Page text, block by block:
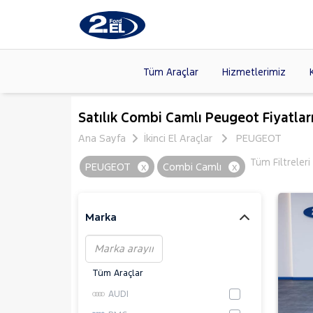
Tüm Araçlar Hizmetlerimiz
Markalar >
Modeller >
Kasalar >
FORD
CITROEN
NISSAN
Satılık Combi Camlı Peugeot
Ana Sayfa
İkinci El Araçlar PEUGEOT
Tüm Filtreleri
PEUGEOT x Combi Camlı x
Marka
Tüm Araçlar
AUDI